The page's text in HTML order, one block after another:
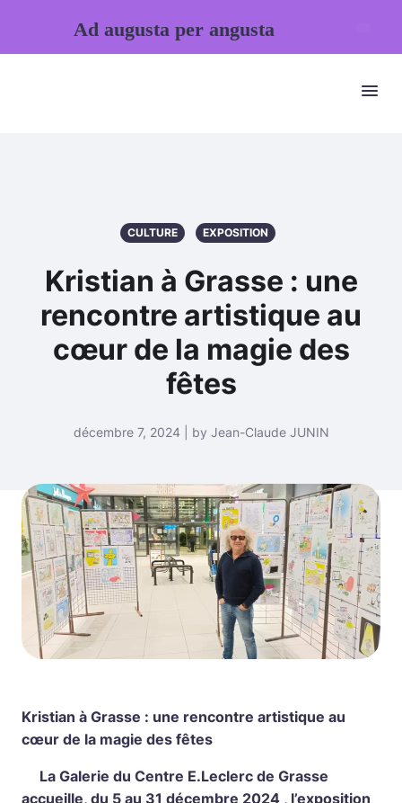
CULTURE EXPOSITION
Kristian à Grasse : une
rencontre artistique au
cœur de la magie des
fêtes
décembre 7, 2024 | by Jean-Claude JUNIN
Kristian à Grasse : une rencontre artistique au
cœur de la magie des fêtes
La Galerie du Centre E.Leclerc de Grasse
accueille, du 5 au 31 décembre 2024 , l’exposition
Ad augusta per angusta